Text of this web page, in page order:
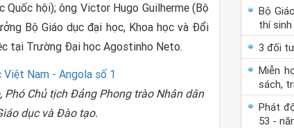
hội); ông Victor Hugo Guilherme (Bộ
Bộ Giáo dục đại học, Khoa học và Đổi
tại Trường Đại học Agostinho Neto.
Chủ tịch Đảng Phong trào Nhân dân
dục và Đào tạo.
Bộ
thí
3 đối
Miễn
sách,
Phát
53 -